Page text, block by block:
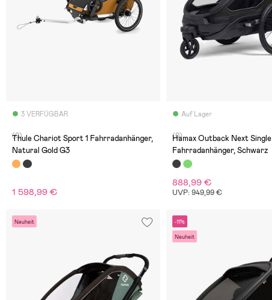
3 VERFÜGBAR
(0)
Thule Chariot Sport 1 Fahrradanhänger,
Natural Gold G3
1 598,99 €
Auf Lager
(0)
Hamax Outback Next Single
Fahrradanhänger, Schwarz
888,99 €
UVP: 949,99 €
Neuheit -11%
Neuheit